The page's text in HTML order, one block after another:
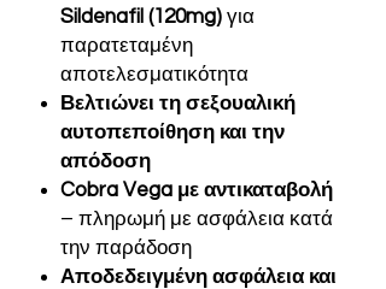
Sildenafil (120mg) για
παρατεταμένη
αποτελεσματικότητα
Βελτιώνει τη σεξουαλική
αυτοπεποίθηση και την
απόδοση
Cobra Vega με αντικαταβολή
– πληρωμή με ασφάλεια κατά
την παράδοση
Αποδεδειγμένη ασφάλεια και